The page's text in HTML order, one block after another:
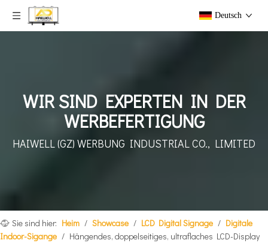
Deutsch
WIR SIND EXPERTEN IN DER
WERBEFERTIGUNG
HAIWELL (GZ) WERBUNG INDUSTRIAL CO., LIMITED
Sie sind hier: Heim / Showcase / LCD Digital Signage / Digitale
Indoor-Sigange / Hängendes, doppelseitiges, ultraflaches LCD-Display